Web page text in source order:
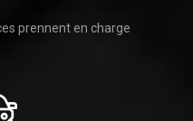
prennent en charge